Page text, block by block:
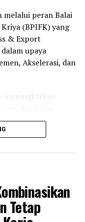
menggunakan
timur Istana
melalui peran Balai
(BPIFK) yang
& Export
upaya
Akselerasi, dan
meningkatkan
yang
metode
Kartasasmita
merupakan
dan
Tetap